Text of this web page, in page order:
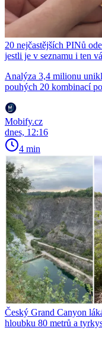
20 nejčastějších PINů
jestli je v seznamu i ten
Analýza 3,4 milionu
pouhých 20 kombinací
Mobify.cz
dnes, 12:16
4 min
Český Grand Canyon
hloubku 80 metrů a